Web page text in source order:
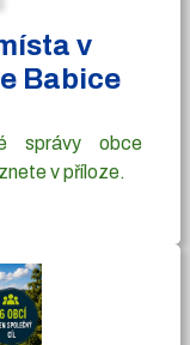
v
Babice
správy obce
v příloze.